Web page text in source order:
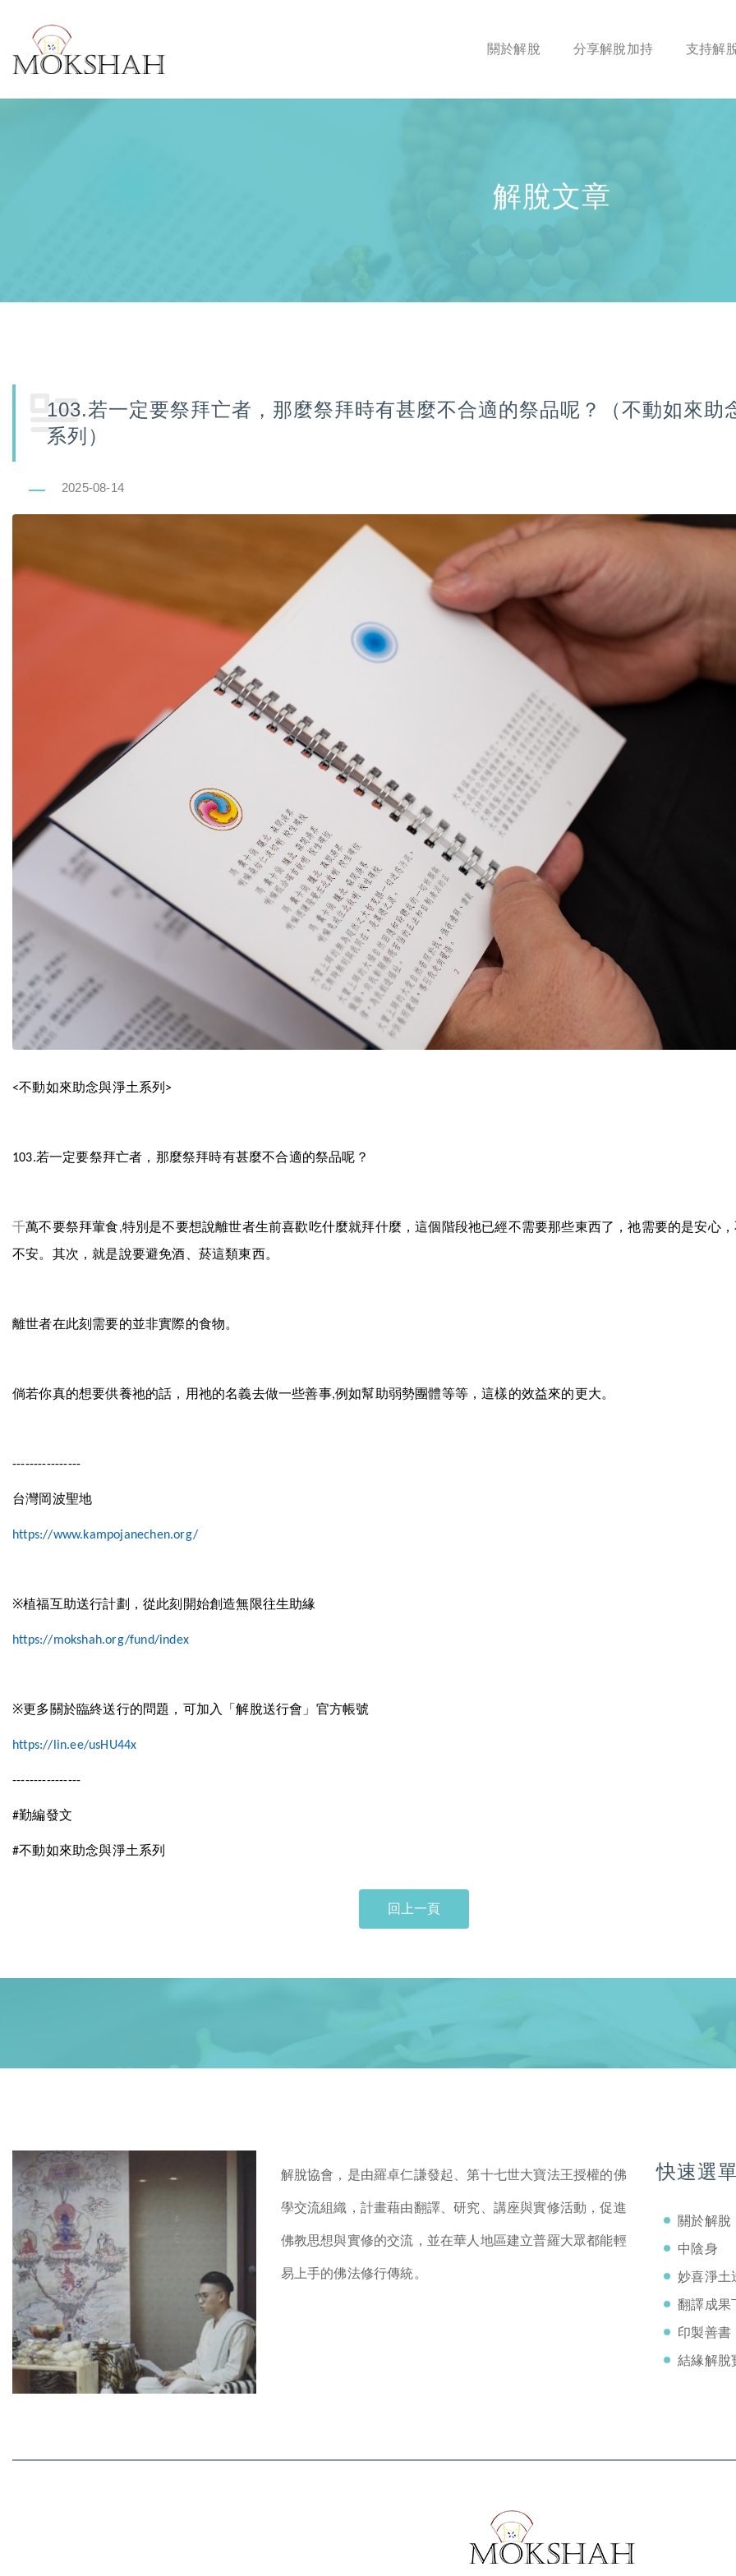
關於解脫 分享解脫加持 支持解
解脫文章
103.若一定要祭拜亡者，那麼祭拜時有甚麼不合適的祭品呢？（不動如來助
系列）
2025-08-14
<不動如來助念與淨土系列 >
103.若一定要祭拜亡者，那麼祭拜時有甚麼不合適的祭品呢？
千萬不要祭拜葷食,特別是不要想說離世者生前喜歡吃什麼就拜什麼，這個階段祂已經不需要那些東西了，祂需要的是安心
不安。其次，就是說要避免酒、菸這類東西。
離世者在此刻需要的並非實際的食物。
倘若你真的想要供養祂的話，用祂的名義去做一些善事,例如幫助弱勢團體等等，這樣的效益來的更大。
----------------
台灣岡波聖地
https://www.kampojanechen.org/
※植福互助送行計劃，從此刻開始創造無限往生助緣
https://mokshah.org/fund/index
※更多關於臨終送行的問題，可加入「解脫送行會」官方帳號
https://lin.ee/usHU44x
----------------
#勤編發文
#不動如來助念與淨土系列
回上一頁
解脫協會，是由羅卓仁謙發起、第十七世大寶法王授權的佛
學交流組織，計畫藉由翻譯、研究、講座與實修活動，促進
佛教思想與實修的交流，並在華人地區建立普羅大眾都能輕
易上手的佛法修行傳統。
快速選單
關於解脫
中陰身
妙喜淨土
翻譯成果
印製善書
結緣解脫